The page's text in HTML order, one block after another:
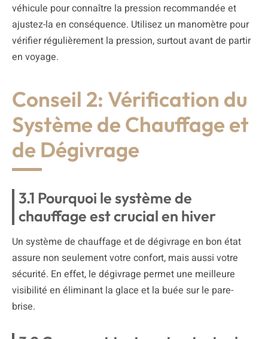
véhicule pour connaître la pression recommandée et
ajustez-la en conséquence. Utilisez un manomètre pour
vérifier régulièrement la pression, surtout avant de partir
en voyage.
Conseil 2: Vérification du
Système de Chauffage et
de Dégivrage
3.1 Pourquoi le système de
chauffage est crucial en hiver
Un système de chauffage et de dégivrage en bon état
assure non seulement votre confort, mais aussi votre
sécurité. En effet, le dégivrage permet une meilleure
visibilité en éliminant la glace et la buée sur le pare-
brise.